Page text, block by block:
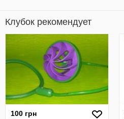
Клубок рекомендует
100 грн